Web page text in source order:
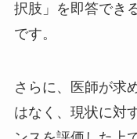
択肢」を即答でき
です。
さらに、医師が求
はなく、現状に対